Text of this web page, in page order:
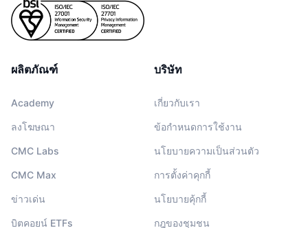
ผลิตภัณฑ์
Academy
ลงโฆษณา
CMC Labs
CMC Max
ข่าวเด่น
บิตคอยน์ ETFs
บริษัท
เกี่ยวกับเรา
ข้อกำหนดการใช้งาน
นโยบายความเป็นส่วนตัว
การตั้งค่าคุกกี้
นโยบายคุ้กกี้
กฎของชุมชน